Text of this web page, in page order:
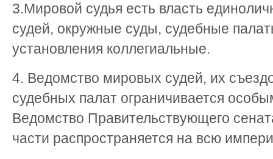
3.Мировой судья есть власть
судей, окружные суды, судебные
установления коллегиальные.
4. Ведомство мировых судей, их
судебных палат ограничивается
Ведомство Правительствующего
части распространяется на всю